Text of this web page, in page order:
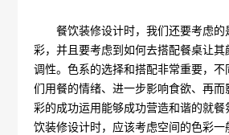
餐饮装修设计时，我们还要考虑的
彩，并且要考虑到如何去搭配餐桌让
调性。色系的选择和搭配非常重要，
们用餐的情绪、进一步影响食欲、再
彩的成功运用能够成功营造和谐的就
饮装修设计时，应该考虑空间的色彩